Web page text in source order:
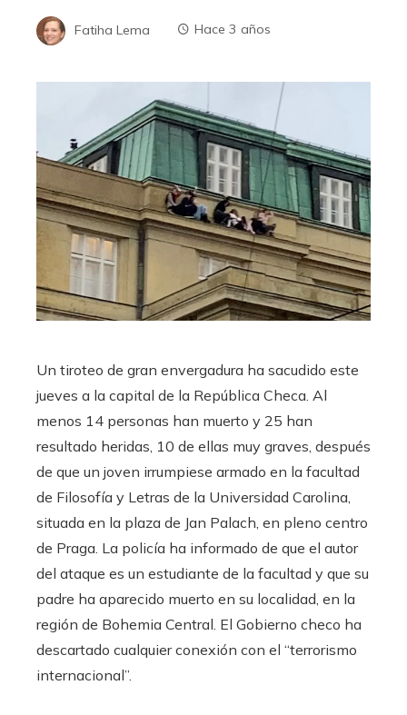
Fatiha Lema Hace 3 años
Un tiroteo de gran envergadura ha sacudido este
jueves a la capital de la República Checa. Al
menos 14 personas han muerto y 25 han
resultado heridas, 10 de ellas muy graves, después
de que un joven irrumpiese armado en la facultad
de Filosofía y Letras de la Universidad Carolina,
situada en la plaza de Jan Palach, en pleno centro
de Praga. La policía ha informado de que el autor
del ataque es un estudiante de la facultad y que su
padre ha aparecido muerto en su localidad, en la
región de Bohemia Central. El Gobierno checo ha
descartado cualquier conexión con el “terrorismo
internacional”.